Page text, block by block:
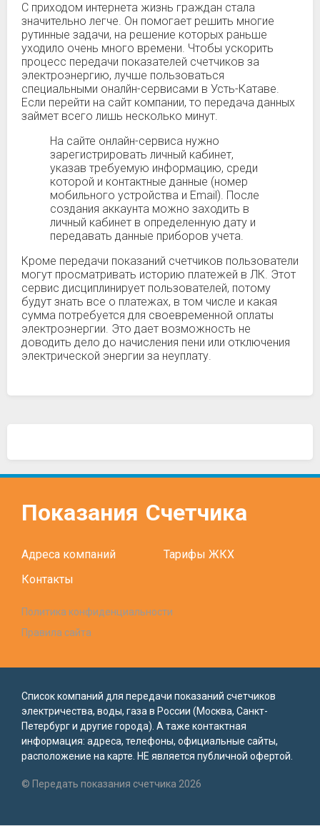
С приходом интернета жизнь граждан стала
значительно легче. Он помогает решить многие
рутинные задачи, на решение которых раньше
уходило очень много времени. Чтобы ускорить
процесс передачи показателей счетчиков за
электроэнергию, лучше пользоваться
специальными оналйн-сервисами в Усть-Катаве.
Если перейти на сайт компании, то передача данных
займет всего лишь несколько минут.
На сайте онлайн-сервиса нужно
зарегистрировать личный кабинет,
указав требуемую информацию, среди
которой и контактные данные (номер
мобильного устройства и Email). После
создания аккаунта можно заходить в
личный кабинет в определенную дату и
передавать данные приборов учета.
Кроме передачи показаний счетчиков пользователи
могут просматривать историю платежей в ЛК. Этот
сервис дисциплинирует пользователей, потому
будут знать все о платежах, в том числе и какая
сумма потребуется для своевременной оплаты
электроэнергии. Это дает возможность не
доводить дело до начисления пени или отключения
электрической энергии за неуплату.
Показания Счетчика
Адреса компаний
Тарифы ЖКХ
Контакты
Политика конфиденциальности
Правила сайта
Список компаний для передачи показаний счетчиков
электричества, воды, газа в России (Москва, Санкт-
Петербург и другие города). А таже контактная
информация: адреса, телефоны, официальные сайты,
расположение на карте. НЕ является публичной офертой.
© Передать показания счетчика 2026